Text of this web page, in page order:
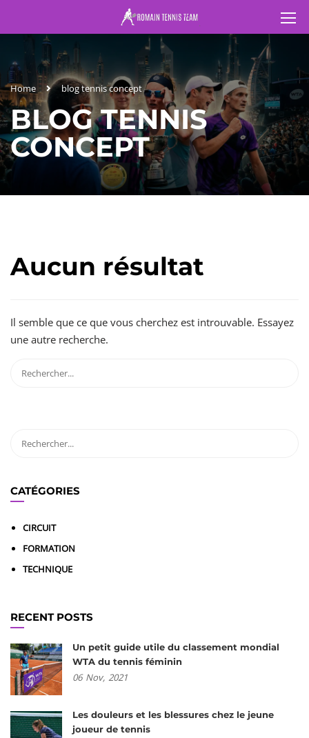
Home blog tennis concept
BLOG TENNIS
CONCEPT
Aucun résultat
Il semble que ce que vous cherchez est introuvable. Essayez
une autre recherche.
CATÉGORIES
CIRCUIT
FORMATION
TECHNIQUE
RECENT POSTS
Un petit guide utile du classement mondial
WTA du tennis féminin
06 Nov, 2021
Les douleurs et les blessures chez le jeune
joueur de tennis